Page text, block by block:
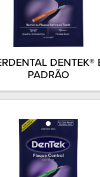
DENTEK®
PADRÃO